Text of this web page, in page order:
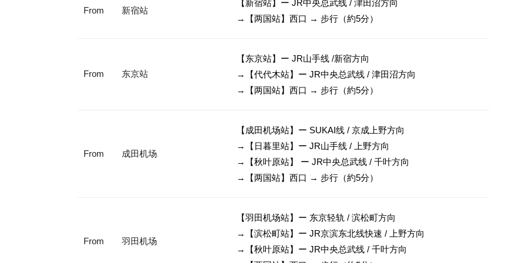
From 新宿站
【新宿站】ー JR中央总武线 / 津田沼方向
→【两国站】西口 → 步行（約5分）
From 东京站
【东京站】ー JR山手线 /新宿方向
→【代代木站】ー JR中央总武线 / 津田沼方向
→【两国站】西口 → 步行（約5分）
From 成田机场
【成田机场站】ー SUKAI线 / 京成上野方向
→【日暮里站】ー JR山手线 / 上野方向
→【秋叶原站】 ー JR中央总武线 / 千叶方向
→【两国站】西口 → 步行（約5分）
From 羽田机场
【羽田机场站】ー 东京轻轨 / 滨松町方向
→【滨松町站】ー JR京滨东北线快速 / 上野方向
→【秋叶原站】ー JR中央总武线 / 千叶方向